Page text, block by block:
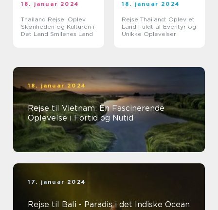
18. januar 2024
Thailand Rejse: Oplev
Skønheden og Kulturen i
Det Land Smilenes Land
18. januar 2024
Rejse Thailand: Oplev et
Land Fuldt af Eventyr og
Unikke Oplevelser
18. januar 2024
Rejse til Vietnam: En Fascinerende
Oplevelse i Fortid og Nutid
17. januar 2024
Rejse til Bali - Paradis i det Indiske Ocean